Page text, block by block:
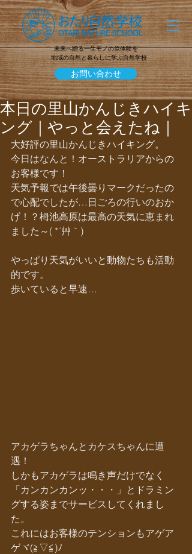
未来へ贈る一生モノの原体験を
地域の自然と暮らしに学ぶ自然学校
お問い合わせ
本日の里山かんじきハイキ
ング｜やっと会えたね｜
大好評の里山かんじきハイキング。
今日はなんと！オーストラリアからの
お客様です！
天気予報では午後曇りマークだったの
で心配でしたが…日ごろの行いのおか
げ！？栂池高原は最高の天気に恵まれ
ました～( *´艸｀)
やっぱり天気がいいと動物たちも活動
的です。
歩いていると早速…
アカゲラちゃんとカケスちゃんに遭
遇！
しかもアカゲラは鳴き声だけでなく
「カンカンカンッ・・・」とドラミン
グする姿までサービスしてくれまし
た。
これにはお客様のテンションもアゲア
ゲヾ(≧▽≦)ﾉ